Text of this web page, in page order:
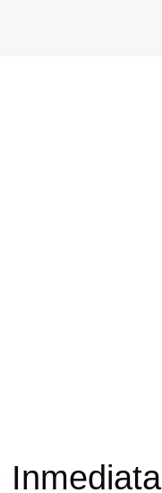
Inmediata